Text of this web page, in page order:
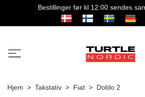
Bestillinger før kl 12:00 sendes
Hjem Takstativ Fiat Doblo 2